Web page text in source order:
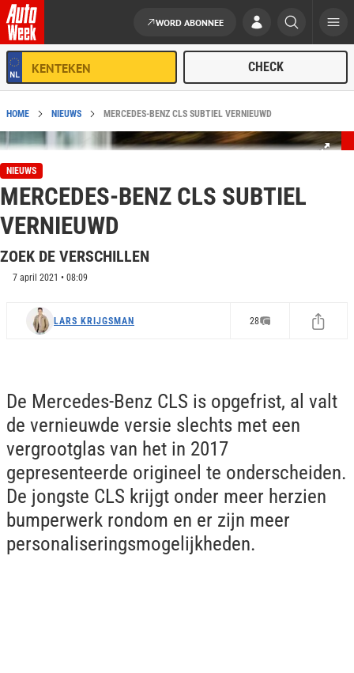
Ga naar de inhoud
WORD ABONNEE
HOME NIEUWS MERCEDES-BENZ CLS SUBTIEL VERNIEUWD
NIEUWS
MERCEDES-BENZ CLS SUBTIEL
VERNIEUWD
ZOEK DE VERSCHILLEN
7 april 2021 • 08:09
LARS KRIJGSMAN 28
De Mercedes-Benz CLS is opgefrist, al valt
de vernieuwde versie slechts met een
vergrootglas van het in 2017
gepresenteerde origineel te onderscheiden.
De jongste CLS krijgt onder meer herzien
bumperwerk rondom en er zijn meer
personaliseringsmogelijkheden.